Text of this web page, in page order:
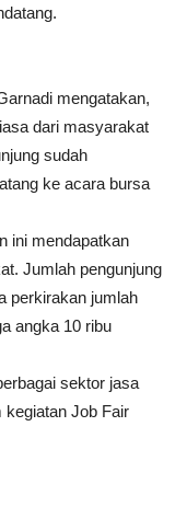
mengatakan,
dari masyarakat
sudah
ke acara bursa
ini mendapatkan
Jumlah pengunjung
perkirakan jumlah
angka 10 ribu
sektor jasa
kegiatan Job Fair